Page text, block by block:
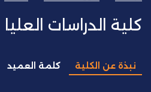
كلية الدراسات العليا
نبذة عن الكلية كلمة العميد